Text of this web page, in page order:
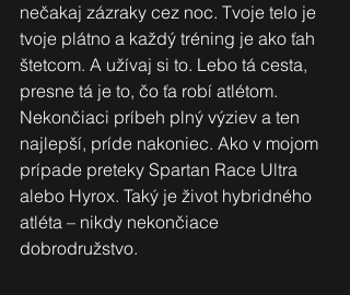
nečakaj zázraky cez noc. Tvoje telo je
tvoje plátno a každý tréning je ako ťah
štetcom. A užívaj si to. Lebo tá cesta,
presne tá je to, čo ťa robí atlétom.
Nekončiaci príbeh plný výziev a ten
najlepší, príde nakoniec. Ako v mojom
prípade preteky Spartan Race Ultra
alebo Hyrox. Taký je život hybridného
atléta – nikdy nekončiace
dobrodružstvo.